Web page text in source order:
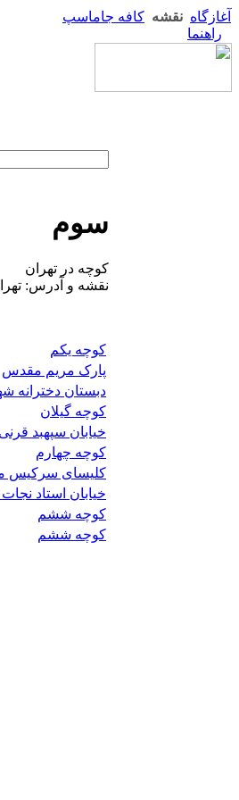
آغازگاه نقشه کافه جاماسپ
راهنما
سوم
کوچه در تهران
نقشه و آدرس:
کوچه یکم
پارک مریم مقدس
دبستان دخترانه
کوچه گیلان
خیابان سپهبد قرنی
کوچه چهارم
کلیسای سرکیس
خیابان استاد
کوچه ششم
کوچه ششم